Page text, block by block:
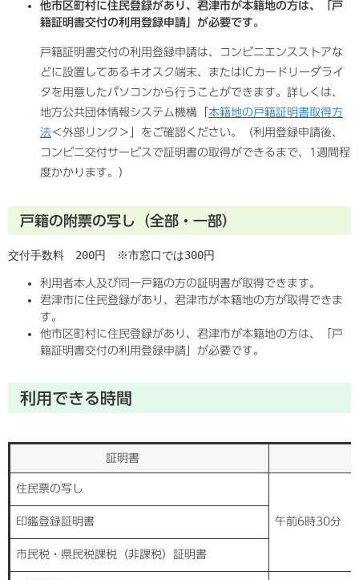
他市区町村に住民登録があり、君津市が本籍地の方は、「戸
籍証明書交付の利用登録申請」が必要です。
戸籍証明書交付の利用登録申請は、コンビニエンスストアな
どに設置してあるキオスク端末、またはICカードリーダライ
タを用意したパソコンから行うことができます。詳しくは、
地方公共団体情報システム機構「 本籍地の戸籍証明書取得方
法＜外部リンク＞
」をご確認ください。（利用登録申請後、
コンビニ交付サービスで証明書の取得ができるまで、1週間程
度かかります。）
戸籍の附票の写し（全部・一部）
交付手数料　200円　※市窓口では300円
利用者本人及び同一戸籍の方の証明書が取得できます。
君津市に住民登録があり、君津市が本籍地の方が取得できま
す。
他市区町村に住民登録があり、君津市が本籍地の方は、「戸
籍証明書交付の利用登録申請」が必要です。
利用できる時間
証明書
住民票の写し
午前6時30分
印鑑登録証明書
市民税・県民税課税（非課税）証明書